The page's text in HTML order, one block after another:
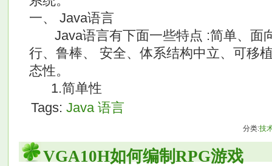
一、 Java语言
Java语言有下面一些特点 :简单、面
行、鲁棒、 安全、体系结构中立、可移
态性。
1.简单性
Tags: Java 语言
分类:技
VGA10H如何编制RPG游戏